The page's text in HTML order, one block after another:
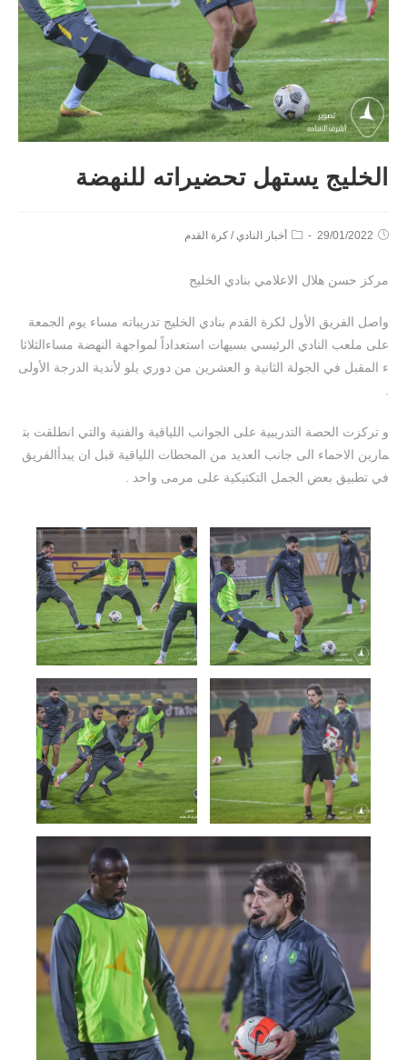
الخليج يستهل تحضيراته للنهضة
29/01/2022 أخبار النادي / كرة القدم
مركز حسن هلال الاعلامي بنادي الخليج
واصل الفريق الأول لكرة القدم بنادي الخليج تدريباته مساء يوم الجمعة
على ملعب النادي الرئيسي بسيهات استعداداً لمواجهة النهضة مساءالثلاثا
ء المقبل في الجولة الثانية و العشرين من دوري يلو لأندية الدرجة الأولى
و تركزت الحصة التدريبية على الجوانب اللياقية والفنية والتي انطلقت بت
مارين الاحماء الى جانب العديد من المحطات اللياقية قبل ان يبدأالفريق
في تطبيق بعض الجمل التكتيكية على مرمى واحد .